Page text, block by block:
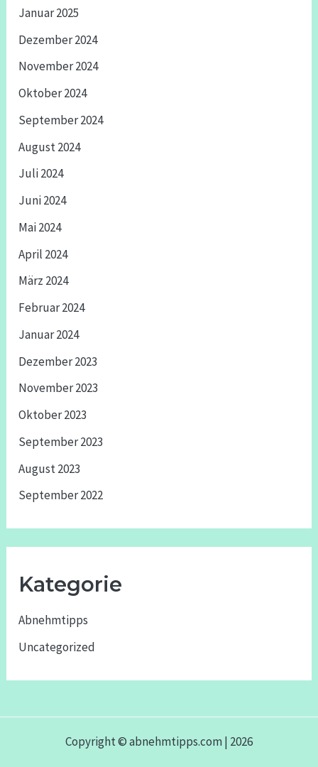
Januar 2025
Dezember 2024
November 2024
Oktober 2024
September 2024
August 2024
Juli 2024
Juni 2024
Mai 2024
April 2024
März 2024
Februar 2024
Januar 2024
Dezember 2023
November 2023
Oktober 2023
September 2023
August 2023
September 2022
Kategorie
Abnehmtipps
Uncategorized
Copyright © abnehmtipps.com | 2026